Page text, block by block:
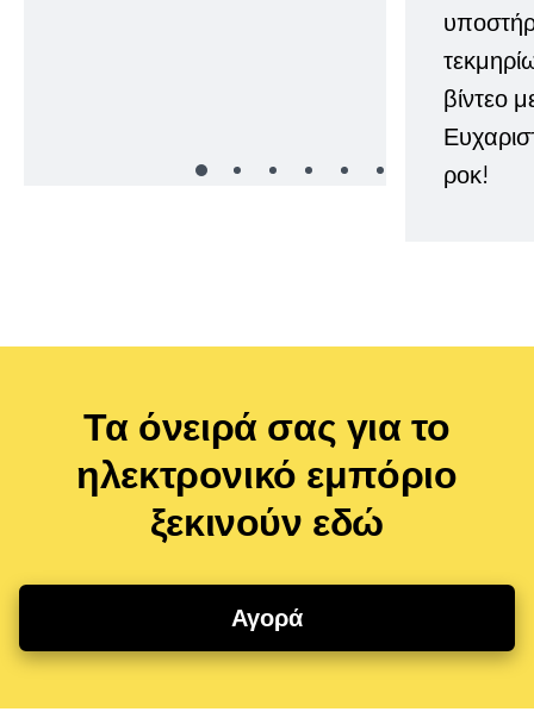
βίντεο
ροκ!
Τα όνειρά σας για το
ηλεκτρονικό εμπόριο
ξεκινούν εδώ
Αγορά